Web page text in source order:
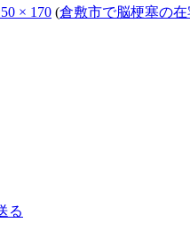
× 170 (倉敷市で脳梗塞の